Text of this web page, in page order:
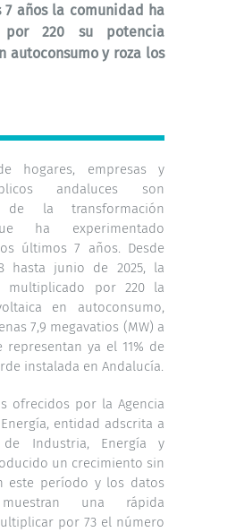
7 años la comunidad ha
por 220 su potencia
autoconsumo y roza los
hogares, empresas y
andaluces son
de la transformación
ha experimentado
últimos 7 años. Desde
hasta junio de 2025, la
multiplicado por 220 la
en autoconsumo,
7,9 megavatios (MW) a
representan ya el 11% de
instalada en Andalucía.
ofrecidos por la Agencia
entidad adscrita a
de Industria, Energía y
un crecimiento sin
este período y los datos
muestran una rápida
por 73 el número